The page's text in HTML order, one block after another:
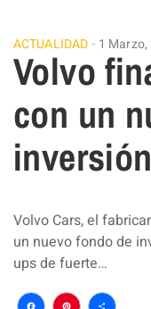
ACTUALIDAD 1 Marzo,
Volvo
con un
inversión
Volvo Cars, el
un nuevo fondo de
ups de fuerte…